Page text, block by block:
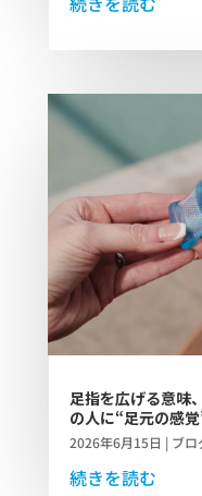
足指を広げる意味
の人に“足元の感
2026年6月15日 | ブロ
続きを読む